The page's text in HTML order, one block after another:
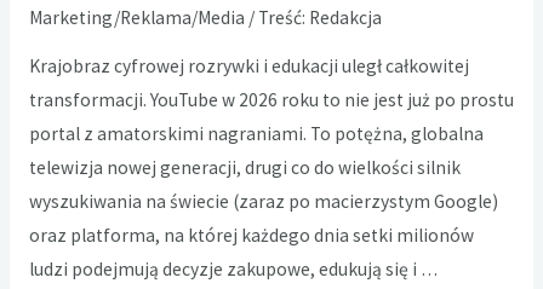
Marketing/Reklama/Media / Treść: Redakcja
Krajobraz cyfrowej rozrywki i edukacji uległ całkowitej
transformacji. YouTube w 2026 roku to nie jest już po prostu
portal z amatorskimi nagraniami. To potężna, globalna
telewizja nowej generacji, drugi co do wielkości silnik
wyszukiwania na świecie (zaraz po macierzystym Google)
oraz platforma, na której każdego dnia setki milionów
ludzi podejmują decyzje zakupowe, edukują się i …